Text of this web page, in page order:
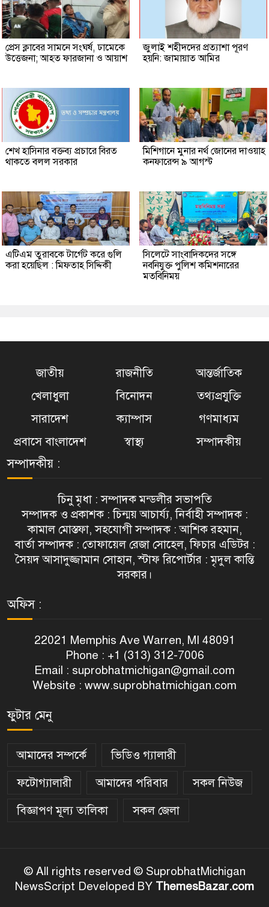
প্রেস ক্লাবের সামনে সংঘর্ষ, ঢামেকে
উত্তেজনা; আহত ফারজানা ও আয়াশ
জুলাই শহীদদের প্রত্যাশা পূরণ
হয়নি: জামায়াত আমির
শেখ হাসিনার বক্তব্য প্রচারে বিরত
থাকতে বলল সরকার
মিশিগানে মুনার নর্থ জোনের দাওয়াহ
কনফারেন্স ৯ আগস্ট
এটিএম তুরাবকে টার্গেট করে গুলি
করা হয়েছিল : মিফতাহ সিদ্দিকী
সিলেটে সাংবাদিকদের সঙ্গে
নবনিযুক্ত পুলিশ কমিশনারের
মতবিনিময়
জাতীয় রাজনীতি
আন্তর্জাতিক
খেলাধুলা
বিনোদন
তথ্যপ্রযুক্তি
সারাদেশ
ক্যাম্পাস
গণমাধ্যম
প্রবাসে বাংলাদেশ
স্বাস্থ্য সম্পাদকীয়
সম্পাদকীয় :
চিনু মৃধা : সম্পাদক মন্ডলীর সভাপতি
সম্পাদক ও প্রকাশক : চিন্ময় আচার্য্য, নির্বাহী সম্পাদক :
কামাল মোস্তফা, সহযোগী সম্পাদক : আশিক রহমান,
বার্তা সম্পাদক : তোফায়েল রেজা সোহেল, ফিচার এডিটর :
সৈয়দ আসাদুজ্জামান সোহান, স্টাফ রিপোর্টার : মৃদুল কান্তি
সরকার।
অফিস :
22021 Memphis Ave Warren, MI 48091
Phone : +1 (313) 312-7006
Email : suprobhatmichigan@gmail.com
Website : www.suprobhatmichigan.com
ফুটার মেনু
আমাদের সম্পর্কে
ভিডিও গ্যালারী
ফটোগ্যালারী
আমাদের পরিবার
সকল নিউজ
বিজ্ঞাপণ মূল্য তালিকা
সকল জেলা
© All rights reserved © SuprobhatMichigan
NewsScript Developed BY ThemesBazar.com